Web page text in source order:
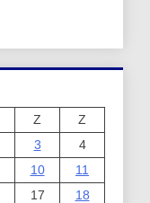
Z
Z
3
4
10
11
17
18